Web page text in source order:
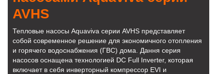
AVHS
Тепловые насосы Aquaviva серии AVHS представляет
собой современное решение для экономичного отопления
и горячего водоснабжения (ГВС) дома. Дання серия
насосов оснащена технологией DC Full Inverter, которая
включает в себя инверторный компрессор EVI и